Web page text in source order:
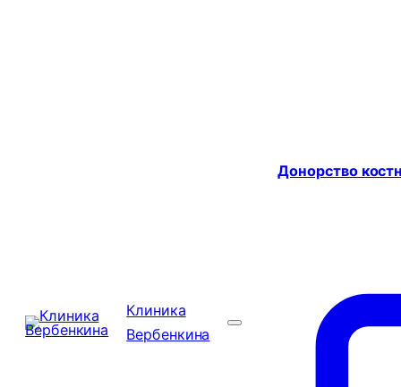
Клиника
Вербенкина
Донорство